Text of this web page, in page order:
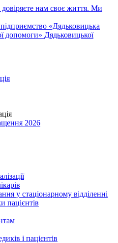
нам своє життя. Ми
2026
у стаціонарному відділенні
пацієнтів
і пацієнтів